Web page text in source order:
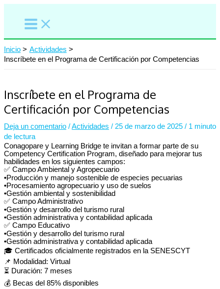
contenido
Inicio
Actividades
Inscríbete en el Programa de Certificación por Competencias
Inscríbete en el Programa de
Certificación por Competencias
Deja un comentario /Actividades / 25 de marzo de 2025 / 1 minuto
de lectura
Conagopare y Learning Bridge te invitan a formar parte de su
Competency Certification Program, diseñado para mejorar tus
habilidades en los siguientes campos:
✅ Campo Ambiental y Agropecuario
•Producción y manejo sostenible de especies pecuarias
•Procesamiento agropecuario y uso de suelos
•Gestión ambiental y sostenibilidad
✅ Campo Administrativo
•Gestión y desarrollo del turismo rural
•Gestión administrativa y contabilidad aplicada
✅ Campo Educativo
•Gestión y desarrollo del turismo rural
•Gestión administrativa y contabilidad aplicada
🎓 Certificados oficialmente registrados en la SENESCYT
📌 Modalidad: Virtual
⏳ Duración: 7 meses
💰 Becas del 85% disponibles